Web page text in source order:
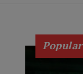
Popular